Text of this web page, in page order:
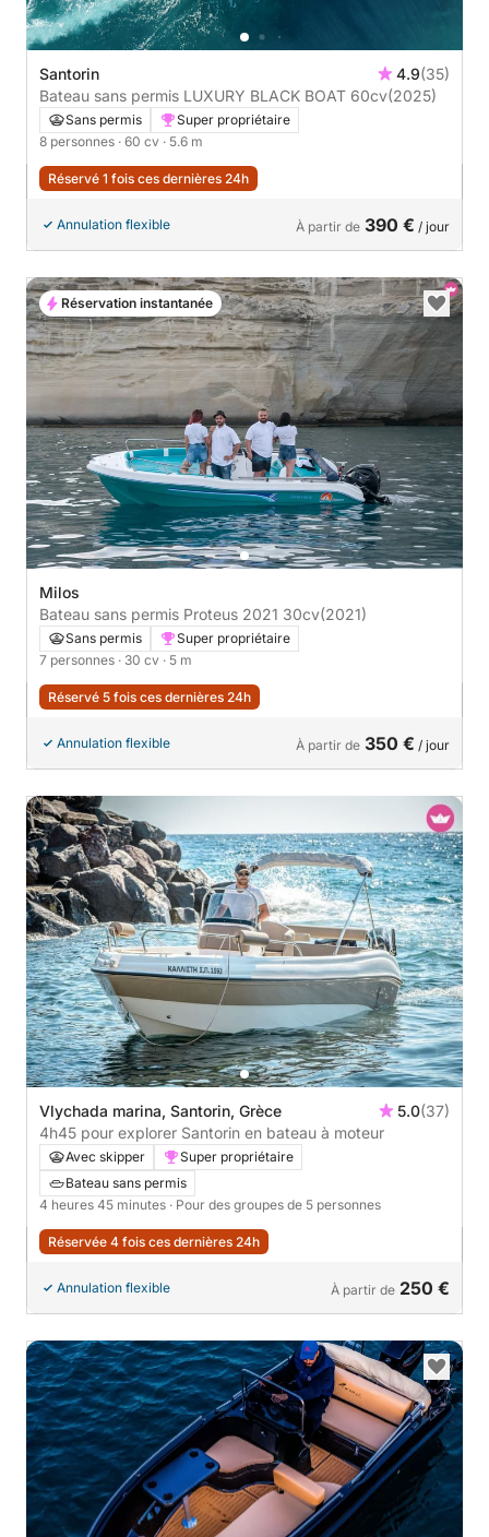
Santorin 4.9(35)
Bateau sans permis LUXURY BLACK BOAT 60cv(2025)
Sans permis
Super propriétaire
8 personnes · 60 cv · 5.6 m
Réservé 1 fois ces dernières 24h
Annulation flexible À partir de 390 € / jour
Milos
Bateau sans permis Proteus 2021 30cv(2021)
Sans permis
Super propriétaire
7 personnes · 30 cv · 5 m
Réservé 5 fois ces dernières 24h
Annulation flexible À partir de 350 € / jour
Réservation instantanée
Vlychada marina, Santorin, Grèce 5.0(37)
4h45 pour explorer Santorin en bateau à moteur
Avec skipper
Super propriétaire
Bateau sans permis
4 heures 45 minutes · Pour des groupes de 5 personnes
Réservée 4 fois ces dernières 24h
Annulation flexible À partir de 250 €